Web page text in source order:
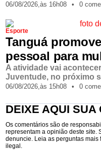
06/08/2026,às 16h08 • 0
Esporte
Tanguá
pessoal para
A atividade vai
Juventude, no próximo
06/08/2026,às 15h08 • 0
DEIXE AQUI SUA
Os comentários são de
representam a opinião deste site.
denuncie. Leia as perguntas
ilegal.